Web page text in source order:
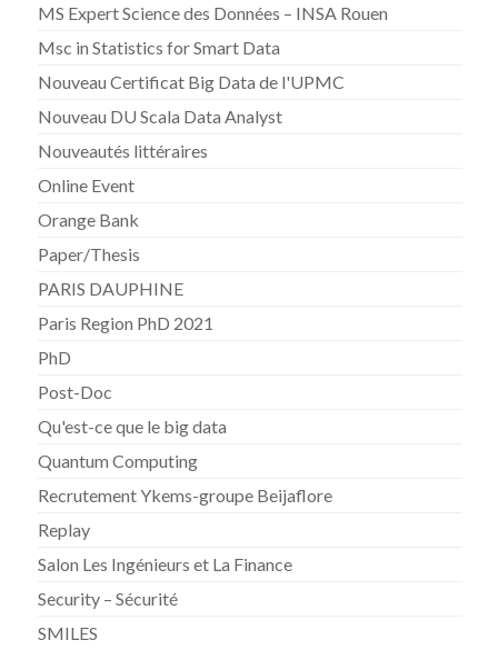
MS Expert Science des Données – INSA Rouen
Msc in Statistics for Smart Data
Nouveau Certificat Big Data de l'UPMC
Nouveau DU Scala Data Analyst
Nouveautés littéraires
Online Event
Orange Bank
Paper/Thesis
PARIS DAUPHINE
Paris Region PhD 2021
PhD
Post-Doc
Qu'est-ce que le big data
Quantum Computing
Recrutement Ykems-groupe Beijaflore
Replay
Salon Les Ingénieurs et La Finance
Security – Sécurité
SMILES